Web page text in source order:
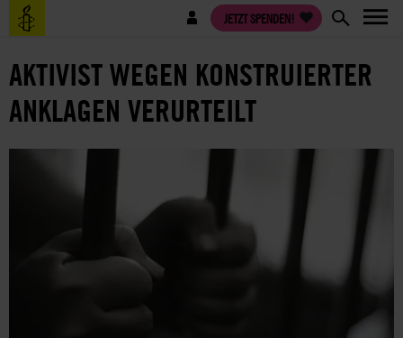
Direkt
zum
Benutzermenü JETZT SPENDEN!
AKTIVIST WEGEN KONSTRUIERTER
ANKLAGEN VERURTEILT